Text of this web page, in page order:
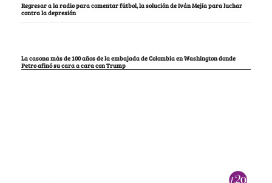
Regresar a la radio para comentar fútbol, la solución de Iván Mejía para luchar
contra la depresión
La casona más de 100 años de la embajada de Colombia en Washington donde
Petro afinó su cara a cara con Trump